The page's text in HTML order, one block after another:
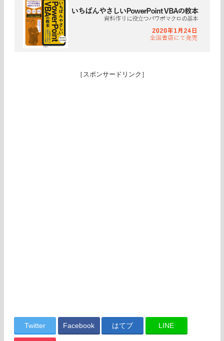
［スポンサードリンク］
Twitter Facebook はてブ LINE